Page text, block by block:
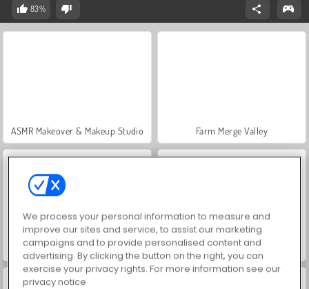
83%
ASMR Makeover & Makeup Studio Farm Merge Valley
VegaMix Da Vinci Puzzles Hidden Object: Street of Secrets
We process your personal information to measure and
improve our sites and service, to assist our marketing
campaigns and to provide personalised content and
advertising. By clicking the button on the right, you can
exercise your privacy rights. For more information see our
privacy notice